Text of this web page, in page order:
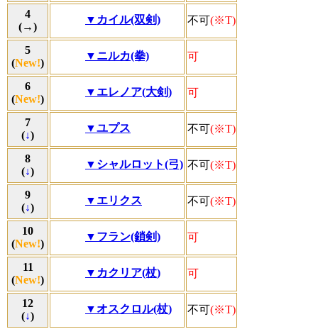
4
(→)
▼カイル(双剣) 不可(※T)
5
(New!)
▼ニルカ(拳) 可
6
(New!)
▼エレノア(大剣) 可
7
(↓)
▼ユプス 不可(※T)
8
(↓)
▼シャルロット(弓) 不可(※T)
9
(↓)
▼エリクス 不可(※T)
10
(New!)
▼フラン(鎖剣) 可
11
(New!)
▼カクリア(杖) 可
12
(↓)
▼オスクロル(杖) 不可(※T)